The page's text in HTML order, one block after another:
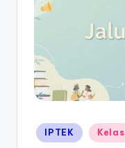
Posted
in
IPTEK Kelas